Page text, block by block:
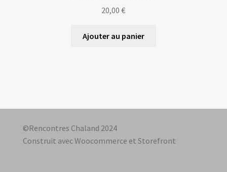
20,00€
Ajouter au panier
©Rencontres Chaland 2024
Construit avec Woocommerce et Storefront